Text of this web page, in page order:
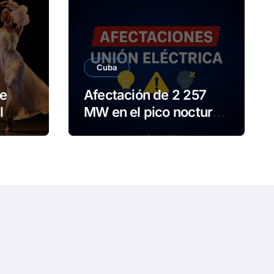
e
o
Cuba
Afectación de 2 257
MW en el pico nocturno